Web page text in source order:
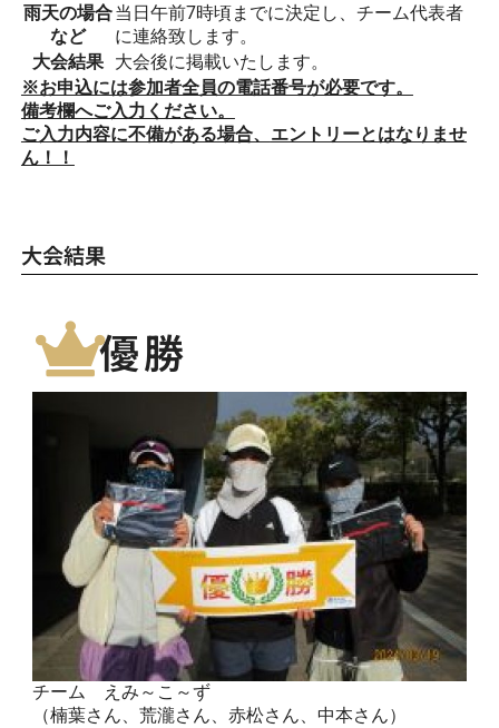
雨天の場合
など
当日午前7時頃までに決定し、チーム代表者
に連絡致します。
大会結果 大会後に掲載いたします。
※お申込には参加者全員の電話番号が必要です。
備考欄へご入力ください。
ご入力内容に不備がある場合、 エントリーとはなりませ
ん！！
大会結果
優勝
チーム えみ～こ～ず
（楠葉さん、荒瀧さん、赤松さん、中本さん）